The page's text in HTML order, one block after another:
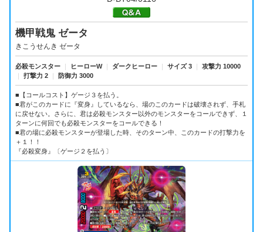
機甲戦鬼 ゼータ
きこうせんき ゼータ
必殺モンスター ｜ ヒーローW ｜ ダークヒーロー ｜ サイズ 3 ｜
攻撃力 10000
｜
打撃力 2 ｜ 防御力 3000
■【コールコスト】ゲージ３を払う。
■君がこのカードに『変身』しているなら、場のこのカードは破壊されず、手札
に戻せない。さらに、君は必殺モンスター以外のモンスターをコールできず、１
ターンに何回でも必殺モンスターをコールできる！
■君の場に必殺モンスターが登場した時、そのターン中、このカードの打撃力を
＋１！！
『必殺変身』〔ゲージ２を払う〕